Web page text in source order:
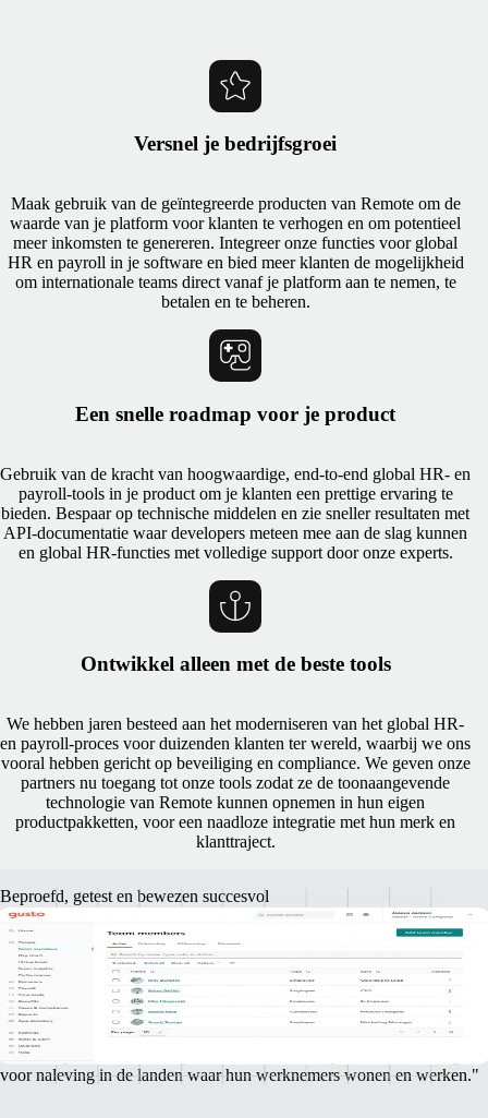
Versnel je bedrijfsgroei
Maak gebruik van de geïntegreerde producten van Remote om de
waarde van je platform voor klanten te verhogen en om potentieel
meer inkomsten te genereren. Integreer onze functies voor global
HR en payroll in je software en bied meer klanten de mogelijkheid
om internationale teams direct vanaf je platform aan te nemen, te
betalen en te beheren.
Een snelle roadmap voor je product
Gebruik van de kracht van hoogwaardige, end-to-end global HR- en
payroll-tools in je product om je klanten een prettige ervaring te
bieden. Bespaar op technische middelen en zie sneller resultaten met
API-documentatie waar developers meteen mee aan de slag kunnen
en global HR-functies met volledige support door onze experts.
Ontwikkel alleen met de beste tools
We hebben jaren besteed aan het moderniseren van het global HR-
en payroll-proces voor duizenden klanten ter wereld, waarbij we ons
vooral hebben gericht op beveiliging en compliance. We geven onze
partners nu toegang tot onze tools zodat ze de toonaangevende
technologie van Remote kunnen opnemen in hun eigen
productpakketten, voor een naadloze integratie met hun merk en
klanttraject.
Beproefd, getest en bewezen succesvol
Een track record van geslaagde
partnerimplementaties
"Samen geven Gusto en Remote kleine bedrijven toegang tot het beste
wereldwijde talent, waarbij ze ook beschermd zijn doordat we zorgen
voor naleving in de landen waar hun werknemers wonen en werken."